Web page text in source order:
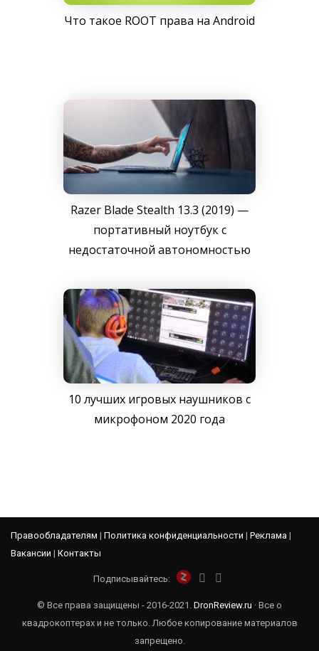
Что такое ROOT права на Android
Razer Blade Stealth 13.3 (2019) —
портативный ноутбук с
недостаточной автономностью
10 лучших игровых наушников с
микрофоном 2020 года
Правообладателям | Политика конфиденциальности | Реклама |
Вакансии | Контакты
Подписывайтесь:
© Все права защищены - 2016-2021. DronReview.ru · Все о
квадрокоптерах и не только. Любое копирование материалов
запрещено.